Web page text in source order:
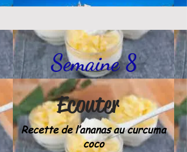
Semaine 8
Ecouter
Recette de l’ananas au curcuma
coco